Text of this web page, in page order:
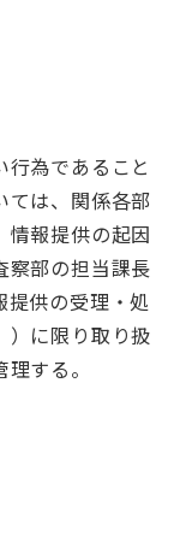
為であること
ては、関係各部
情報提供の起因
察部の担当課長
提供の受理・処
）に限り取り扱
する。